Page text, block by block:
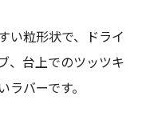
い粒形状で、ドライ
、台上でのツッツキ
バーです。